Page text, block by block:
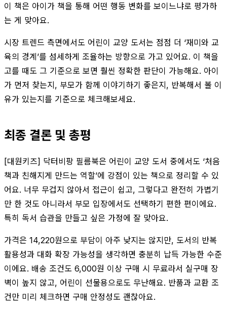
이 책은 아이가 책을 통해 어떤 행동 변화를 보이느냐로 평가하
는 게 맞아요.
시장 트렌드 측면에서도 어린이 교양 도서는 점점 더 ‘재미와 교
육의 경계’를 섬세하게 조율하는 방향으로 가고 있어요. 이 책을
고를 때도 그 기준으로 보면 훨씬 정확한 판단이 가능해요. 아이
가 먼저 찾는지, 부모가 함께 이야기하기 좋은지, 반복해서 볼 이
유가 있는지를 기준으로 체크해보세요.
최종 결론 및 총평
[대원키즈] 닥터비팡 필름북은 어린이 교양 도서 중에서도 ‘처음
책과 친해지게 만드는 역할’에 강점이 있는 책으로 정리할 수 있
어요. 너무 무겁지 않아서 접근이 쉽고, 그렇다고 완전히 가볍기
만 한 것도 아니라서 부모 입장에서도 선택하기 편한 편이에요.
특히 독서 습관을 만들고 싶은 가정에 잘 맞아요.
가격은 14,220원으로 부담이 아주 낮지는 않지만, 도서의 반복
활용성과 대화 확장 가능성을 생각하면 충분히 납득 가능한 수준
이에요. 배송 조건도 6,000원 이상 구매 시 무료라서 실구매 장
벽이 높지 않고, 어린이 선물용으로도 무난해요. 반품과 교환 조
건만 미리 체크하면 구매 안정성도 괜찮아요.